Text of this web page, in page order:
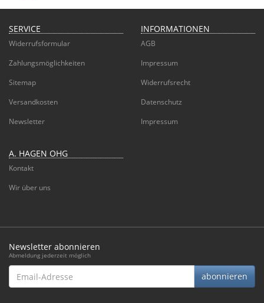
SERVICE
Widerrufsformular
Zahlungsmöglichkeiten
Sitemap
Versandkosten
Newsletter
INFORMATIONEN
AGB
Impressum
Widerrufsrecht
Datenschutz
Impressum
A. HAGEN OHG
Kontakt
Wir über uns
Newsletter abonnieren
Abmeldung jederzeit möglich
Email-
Adresse
abonnieren